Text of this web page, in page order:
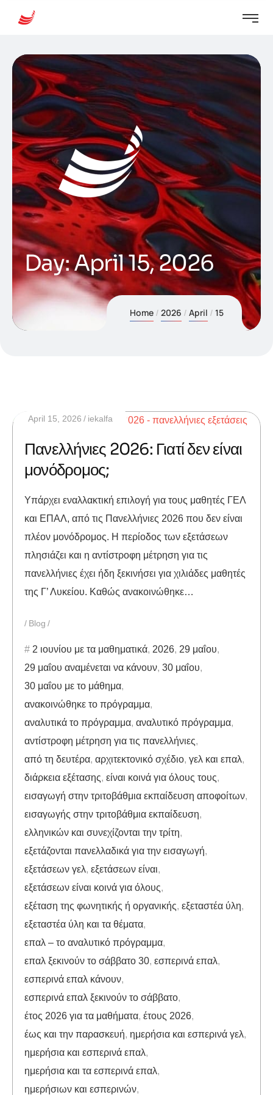
Day:April 15, 2026
Home 2026 April 15
April 15, 2026 iekalfa
Πανελλήνιες 2026: Γιατί δεν είναι
μονόδρομος;
Υπάρχει εναλλακτική επιλογή για τους μαθητές ΓΕΛ
και ΕΠΑΛ, από τις Πανελλήνιες 2026 που δεν είναι
πλέον μονόδρομος. Η περίοδος των εξετάσεων
πλησιάζει και η αντίστροφη μέτρηση για τις
πανελλήνιες έχει ήδη ξεκινήσει για χιλιάδες μαθητές
της Γ’ Λυκείου. Καθώς ανακοινώθηκε…
Blog
2 ιουνίου με τα μαθηματικά, 2026, 29 μαΐου,
29 μαΐου αναμένεται να κάνουν, 30 μαΐου,
30 μαΐου με το μάθημα,
ανακοινώθηκε το πρόγραμμα,
αναλυτικά το πρόγραμμα, αναλυτικό πρόγραμμα,
αντίστροφη μέτρηση για τις πανελλήνιες,
από τη δευτέρα, αρχιτεκτονικό σχέδιο, γελ και επαλ,
διάρκεια εξέτασης, είναι κοινά για όλους τους,
εισαγωγή στην τριτοβάθμια εκπαίδευση αποφοίτων,
εισαγωγής στην τριτοβάθμια εκπαίδευση,
ελληνικών και συνεχίζονται την τρίτη,
εξετάζονται πανελλαδικά για την εισαγωγή,
εξετάσεων γελ, εξετάσεων είναι,
εξετάσεων είναι κοινά για όλους,
εξέταση της φωνητικής ή οργανικής, εξεταστέα ύλη,
εξεταστέα ύλη και τα θέματα,
επαλ – το αναλυτικό πρόγραμμα,
επαλ ξεκινούν το σάββατο 30, εσπερινά επαλ,
εσπερινά επαλ κάνουν,
εσπερινά επαλ ξεκινούν το σάββατο,
έτος 2026 για τα μαθήματα, έτους 2026,
έως και την παρασκευή, ημερήσια και εσπερινά γελ,
ημερήσια και εσπερινά επαλ,
ημερήσια και τα εσπερινά επαλ,
ημερήσιων και εσπερινών,